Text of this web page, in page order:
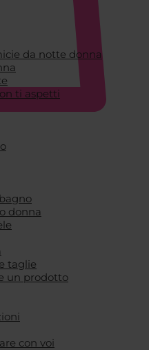
da notte donna
ti aspetti
donna
taglie
un prodotto
con voi